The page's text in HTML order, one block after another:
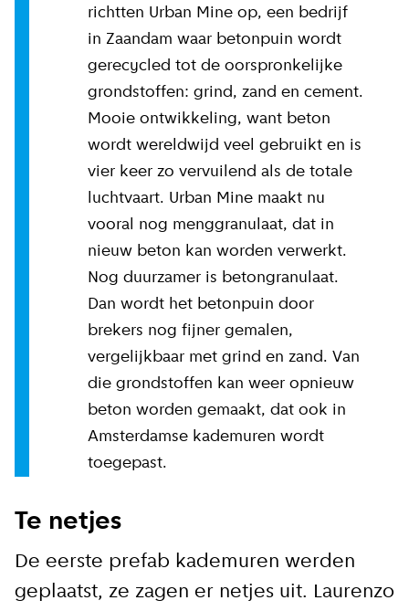
richtten Urban Mine op, een bedrijf
in Zaandam waar betonpuin wordt
gerecycled tot de oorspronkelijke
grondstoffen: grind, zand en cement.
Mooie ontwikkeling, want beton
wordt wereldwijd veel gebruikt en is
vier keer zo vervuilend als de totale
luchtvaart. Urban Mine maakt nu
vooral nog menggranulaat, dat in
nieuw beton kan worden verwerkt.
Nog duurzamer is betongranulaat.
Dan wordt het betonpuin door
brekers nog fijner gemalen,
vergelijkbaar met grind en zand. Van
die grondstoffen kan weer opnieuw
beton worden gemaakt, dat ook in
Amsterdamse kademuren wordt
toegepast.
Te netjes
De eerste prefab kademuren werden
geplaatst, ze zagen er netjes uit. Laurenzo